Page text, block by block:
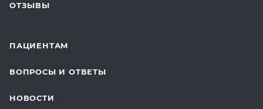
ЛАБОРАТОРНЫЕ ИССЛЕДОВАНИЯ
ДЛЯ БУДУЩИХ МАМ
ОТЗЫВЫ
ПАЦИЕНТАМ
ВОПРОСЫ И ОТВЕТЫ
НОВОСТИ